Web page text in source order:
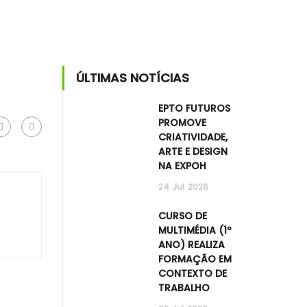
ÚLTIMAS NOTÍCIAS
EPTO FUTUROS
PROMOVE
CRIATIVIDADE,
ARTE E DESIGN
NA EXPOH
24 Jul 2026
CURSO DE
MULTIMÉDIA (1º
ANO) REALIZA
FORMAÇÃO EM
CONTEXTO DE
TRABALHO